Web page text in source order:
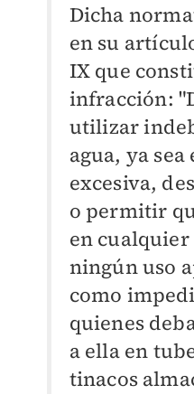
Dicha
en su
IX que
infracción:
utilizar
agua, ya
excesiva,
o permitir
en
ningún uso
como
quienes
a ella en
tinacos